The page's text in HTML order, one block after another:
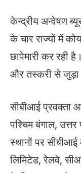
केन्द्रीय अन्वेषण
के चार राज्यों में
छापेमारी कर रही
और तस्करी से जुड़ा
सीबीआई प्रवक्ता
पश्चिम बंगाल,
स्थानों पर
लिमिटेड, रेलवे,